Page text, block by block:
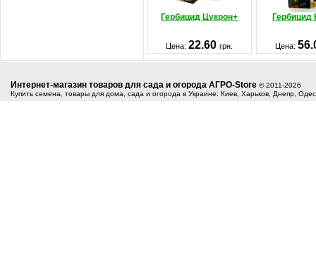
Гербицид Цукрон+ Гербицид
Цена:22.60грн. Цена:
Интернет-магазин товаров для сада и огорода АГРО-Store © 2011-2026
Купить семена, товары для дома, сада и огорода в Украине: Киев, Харьков, Днепр,